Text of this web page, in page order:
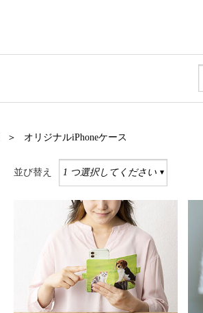
オリジナルiPhoneケース
並び替え